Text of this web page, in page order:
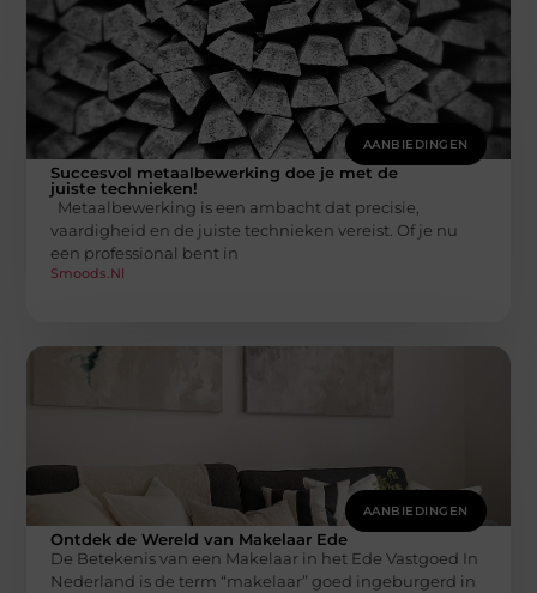
AANBIEDINGEN
Succesvol metaalbewerking doe je met de
juiste technieken!
Metaalbewerking is een ambacht dat precisie,
vaardigheid en de juiste technieken vereist. Of je nu
een professional bent in
Smoods.nl
AANBIEDINGEN
Ontdek de Wereld van Makelaar Ede
De Betekenis van een Makelaar in het Ede Vastgoed In
Nederland is de term “makelaar” goed ingeburgerd in